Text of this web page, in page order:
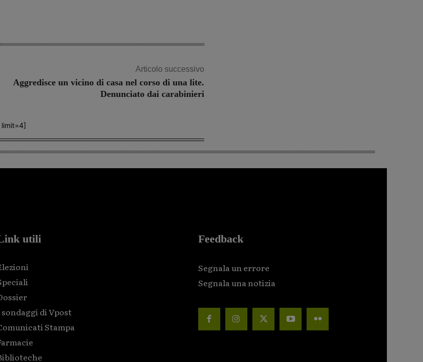
Articolo successivo
Aggredisce un vicino di casa nel corso di una lite.
Denunciato dai carabinieri
utili
di Vpost
Stampa
Feedback
Segnala un errore
Segnala una notizia